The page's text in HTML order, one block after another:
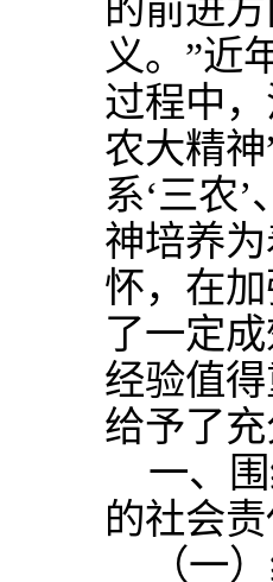
的前进
义。”近
过程中
农大精
系‘三农
神培养
怀，在
了一定
经验值
给予了
一、
的社会
（一